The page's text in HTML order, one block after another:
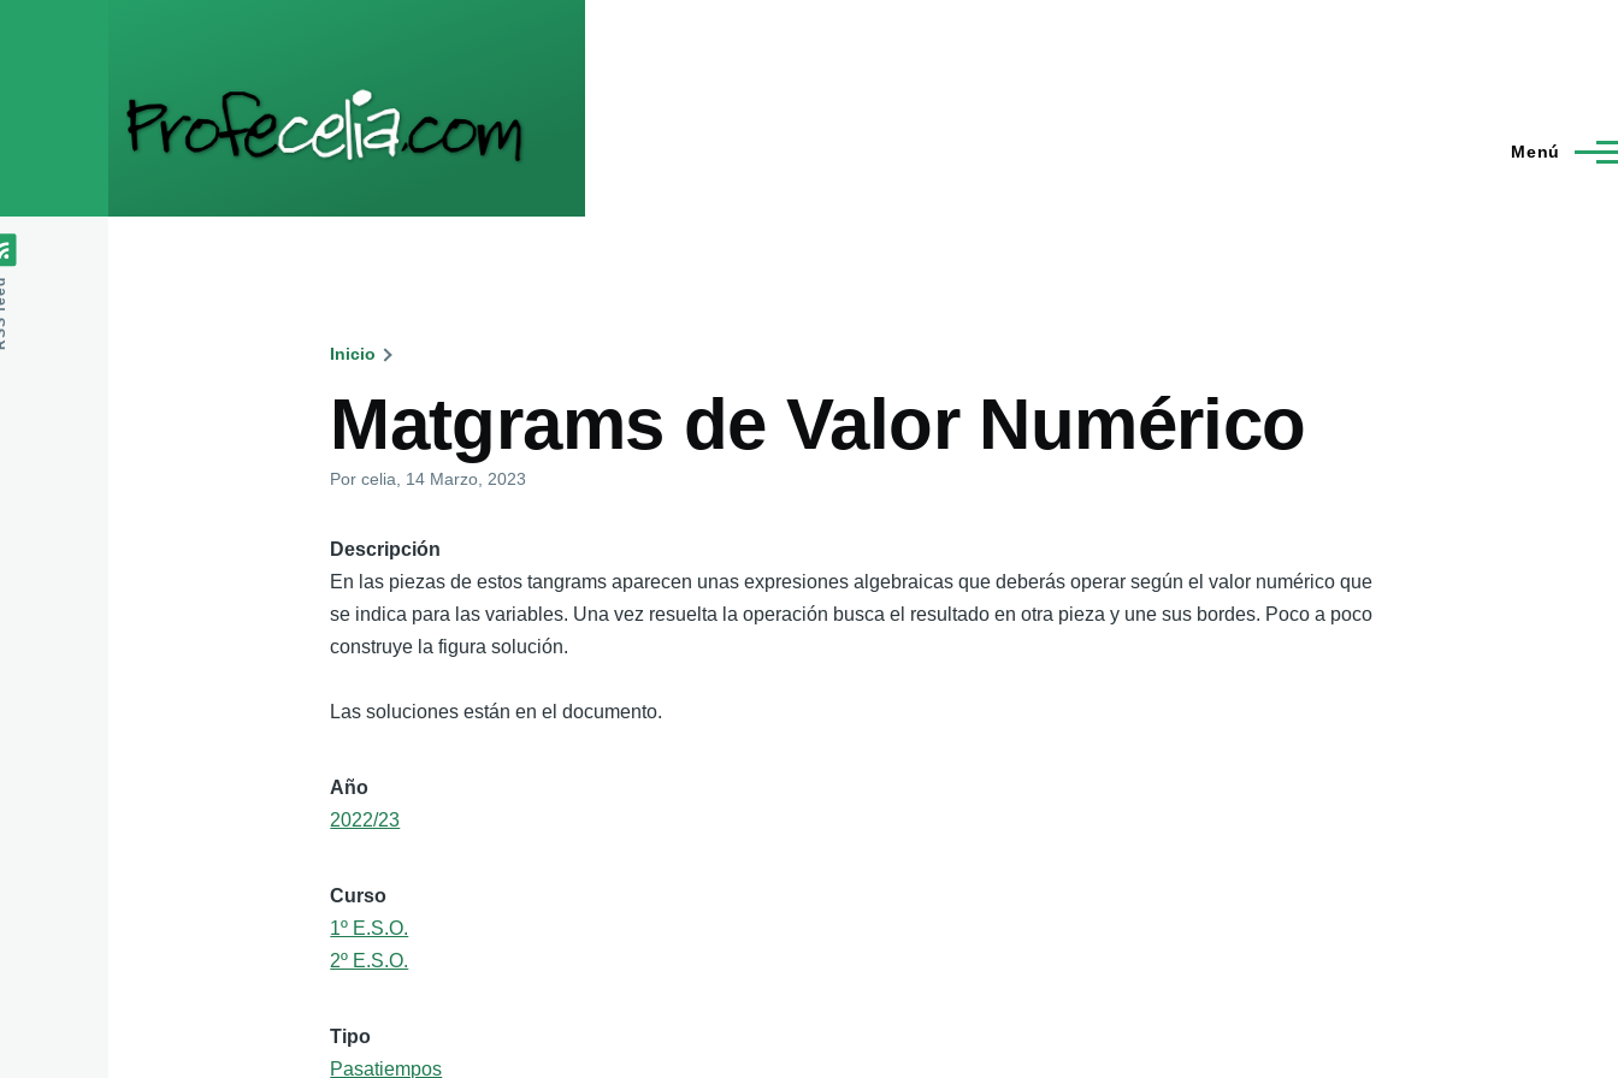
Menú
de
Inicio
Matgrams de Valor Numérico
Porcelia , 14 Marzo, 2023
Descripción
En las piezas de estos tangrams aparecen unas expresiones algebraicas que deberás operar según el valor numérico que
se indica para las variables. Una vez resuelta la operación busca el resultado en otra pieza y une sus bordes. Poco a poco
construye la figura solución.
Las soluciones están en el documento.
Año
2022/23
Curso
1º E.S.O.
2º E.S.O.
Tipo
Pasatiempos